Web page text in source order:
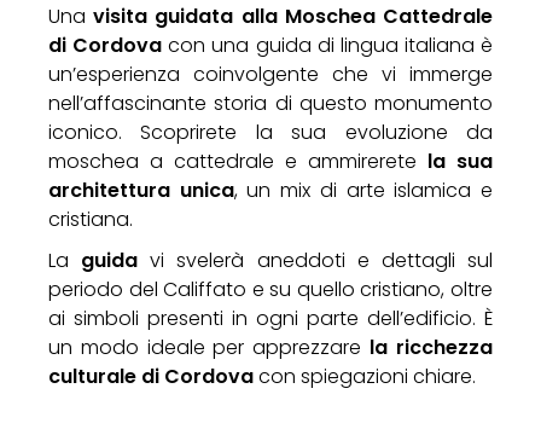
Unavisita guidata alla Moschea Cattedrale
di Cordova con una guida di lingua italiana è
un’esperienza coinvolgente che vi immerge
nell’affascinante storia di questo monumento
iconico. Scoprirete la sua evoluzione da
moschea a cattedrale e ammirerete la sua
architettura unica, un mix di arte islamica e
cristiana.
La guidavi svelerà aneddoti e dettagli sul
periodo del Califfato e su quello cristiano, oltre
ai simboli presenti in ogni parte dell’edificio. È
un modo ideale per apprezzare la ricchezza
culturale di Cordovacon spiegazioni chiare.